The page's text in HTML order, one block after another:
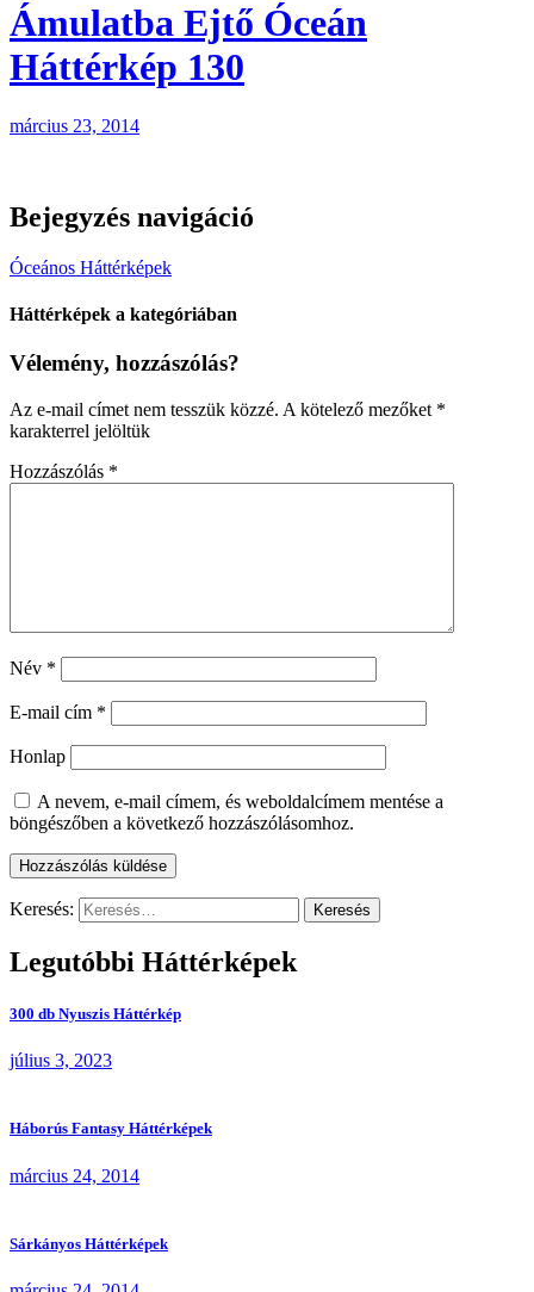
Ámulatba Ejtő Óceán
Háttérkép 130
március 23, 2014
Bejegyzés navigáció
Óceános Háttérképek
Háttérképek a kategóriában
Vélemény, hozzászólás?
Az e-mail címet nem tesszük közzé. A kötelező mezőket *
karakterrel jelöltük
Hozzászólás *
Név *
E-mail cím *
Honlap
A nevem, e-mail címem, és weboldalcímem mentése a
böngészőben a következő hozzászólásomhoz.
Keresés:
Legutóbbi Háttérképek
300 db Nyuszis Háttérkép
július 3, 2023
Háborús Fantasy Háttérképek
március 24, 2014
Sárkányos Háttérképek